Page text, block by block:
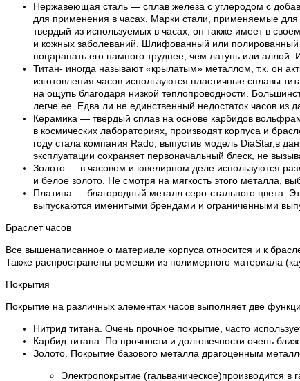
Нержавеющая сталь — сплав железа с углеродом с
для применения в часах. Марки стали, применяемые
твердый из используемых в часах, он также имеет в
и кожных заболеваний. Шлифованный или полированный
поцарапать его намного труднее, чем латунь или
Титан- иногда называют «крылатым» металлом, т.к. он
изготовления часов используются пластичные сплавы
на ощупь благодаря низкой теплопроводности.
легче ее. Едва ли не единственный недостаток часов из
Керамика — твердый сплав на основе карбидов
в космических лабораториях, производят корпуса и
году стала компания Rado, выпустив модель DiaStar,в
эксплуатации сохраняет первоначальный блеск, не
Золото — в часовом и ювелирном деле используются
и белое золото. Не смотря на мягкость этого металла,
Платина — благородный металл серо-стального цвета.
выпускаются именитыми брендами и ограниченными
Браслет часов
Все вышенаписанное о материале корпуса относится и к
Также распространены ремешки из полимерного материала
Покрытия
Покрытие на различных элементах часов выполняет две
Нитрид титана. Очень прочное покрытие, часто
Карбид титана. По прочности и долговечности очень
Золото. Покрытие базового металла драгоценным
Электропокрытие (гальваническое)производится